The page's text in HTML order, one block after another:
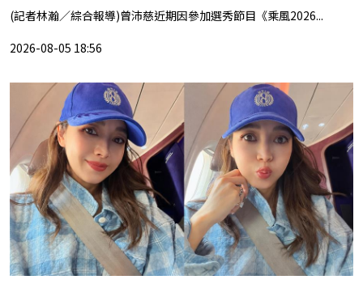
(記者林瀚／綜合報導)曾沛慈近期因參加選秀節目《乘風2026...
2026-08-05 18:56